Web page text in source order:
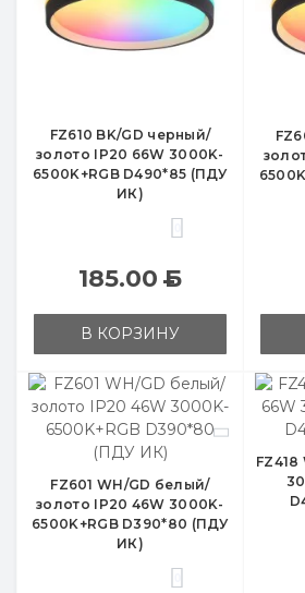
FZ610 BK/GD черный/
золото IP20 66W 3000K-
6500K+RGB D490*85 (ПДУ
ИК)
185.00Б
В КОРЗИНУ
FZ601 WH/GD белый/
золото IP20 46W 3000K-
6500K+RGB D390*80 (ПДУ
ИК)